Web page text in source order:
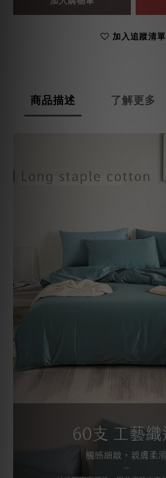
加入追蹤清單
商品描述 了解更多